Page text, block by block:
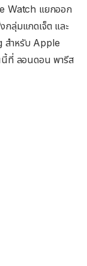
Watch แยกออก
ลุ่มแกดเจ็ต และ
สำหรับ Apple
นี้ที่ ลอนดอน พารีส